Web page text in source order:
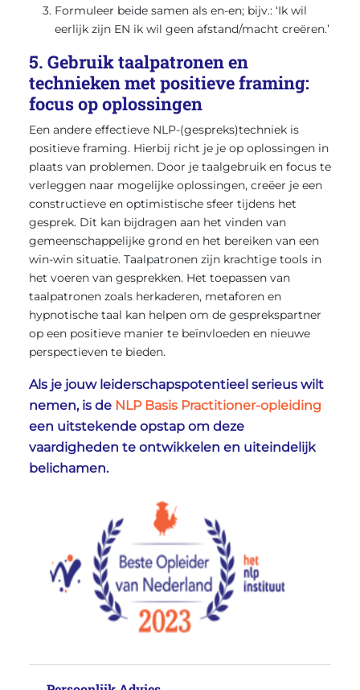
Formuleer beide samen als en-en; bijv.: ‘Ik wil
eerlijk zijn EN ik wil geen afstand/macht creëren.’
5. Gebruik taalpatronen en
technieken met positieve framing:
focus op oplossingen
Een andere effectieve NLP-(gespreks)techniek is
positieve framing. Hierbij richt je je op oplossingen in
plaats van problemen. Door je taalgebruik en focus te
verleggen naar mogelijke oplossingen, creëer je een
constructieve en optimistische sfeer tijdens het
gesprek. Dit kan bijdragen aan het vinden van
gemeenschappelijke grond en het bereiken van een
win-win situatie. Taalpatronen zijn krachtige tools in
het voeren van gesprekken. Het toepassen van
taalpatronen zoals herkaderen, metaforen en
hypnotische taal kan helpen om de gesprekspartner
op een positieve manier te beïnvloeden en nieuwe
perspectieven te bieden.
Als je jouw leiderschapspotentieel serieus wilt
nemen, is de NLP Basis Practitioner-opleiding
een uitstekende opstap om deze
vaardigheden te ontwikkelen en uiteindelijk
belichamen.